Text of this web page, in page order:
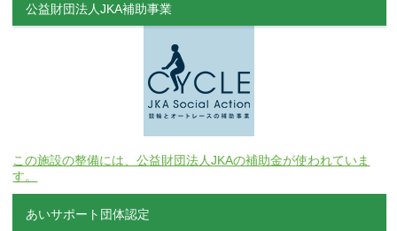
公益財団法人JKA補助事業
この施設の整備には、公益財団法人JKAの補助金が使われていま
す。
あいサポート団体認定